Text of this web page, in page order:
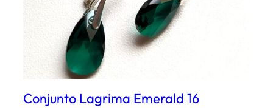
Conjunto Lagrima Emerald 16